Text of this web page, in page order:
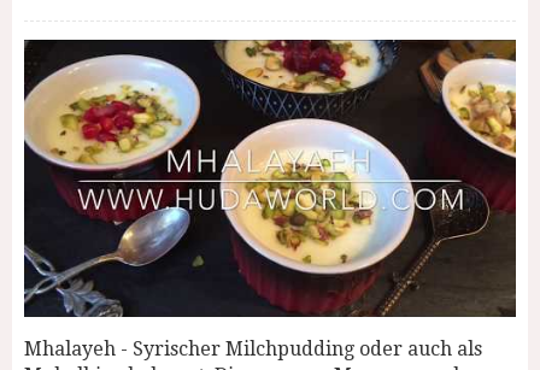
Mhalayeh - Syrischer Milchpudding oder auch als